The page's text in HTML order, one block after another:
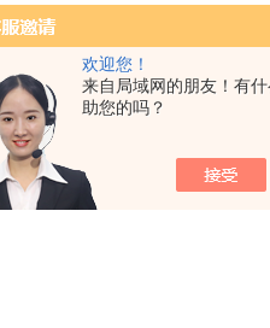
欢迎您！
来自局域网的朋友！有
助您的吗？
，如常见的细菌、酵母和霉
它们的细胞生理功能将受到严重
以及保质期都有着直接且显
因氧化、水解等反应而流失